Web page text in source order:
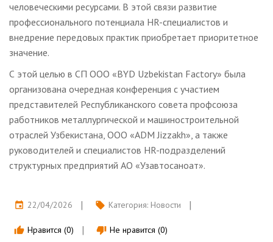
человеческими ресурсами. В этой связи развитие
профессионального потенциала HR-специалистов и
внедрение передовых практик приобретает приоритетное
значение.
С этой целью в СП ООО «BYD Uzbekistan Factory» была
организована очередная конференция с участием
представителей Республиканского совета профсоюза
работников металлургической и машиностроительной
отраслей Узбекистана, ООО «ADM Jizzakh», а также
руководителей и специалистов HR-подразделений
структурных предприятий АО «Узавтосаноат».
event 22/04/2026 local_offer Категория: Новости
thumb_up Нравится (0) thumb_down Не нравится (0)